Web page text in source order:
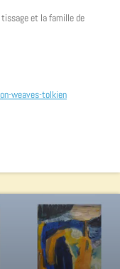
et la famille de
weaves-tolkien